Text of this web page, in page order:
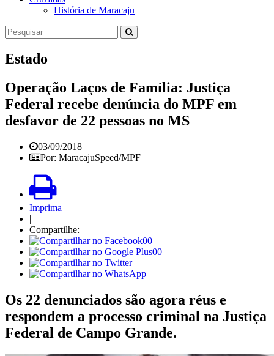
História de Maracaju
Estado
Operação Laços de Família: Justiça
Federal recebe denúncia do MPF em
desfavor de 22 pessoas no MS
03/09/2018
Por: MaracajuSpeed/MPF
Imprima
|
Compartilhe:
00
00
Os 22 denunciados são agora réus e
respondem a processo criminal na Justiça
Federal de Campo Grande.